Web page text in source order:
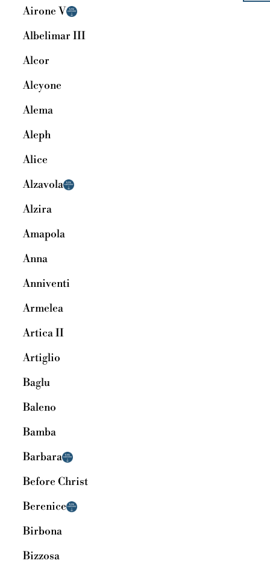
Airone V
Albelimar III
Alcor
Alcyone
Alema
Aleph
Alice
Alzavola
Alzira
Amapola
Anna
Anniventi
Armelea
Artica II
Artiglio
Baglu
Baleno
Bamba
Barbara
Before Christ
Berenice
Birbona
Bizzosa